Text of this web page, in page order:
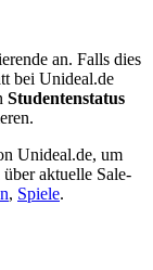
an. Falls dies
bei Unideal.de
Studentenstatus
Unideal.de, um
aktuelle Sale-
, Spiele.